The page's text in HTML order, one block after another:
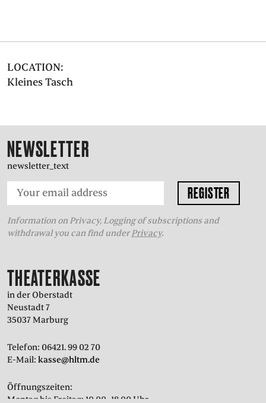
LOCATION:
Kleines Tasch
NEWSLETTER
newsletter_text
Information on Privacy, Logging of subscriptions and
withdrawal you can find underPrivacy.
THEATERKASSE
in der Oberstadt
Neustadt 7
35037 Marburg
Telefon: 06421. 99 02 70
E-Mail: kasse@hltm.de
Öffnungszeiten:
Montag bis Freitag: 10.00–18.00 Uhr